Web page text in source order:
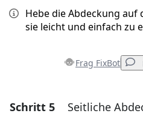
Hebe die Abdeckung auf
sie leicht und einfach zu
Frag FixBot
Einen
Schritt 5 Seitliche